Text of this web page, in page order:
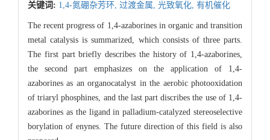
关键词: 1,4-氮硼杂芳环, 过渡金属, 光致氧化, 有机催化
The recent progress of 1,4-azaborines in organic and transition
metal catalysis is summarized, which consists of three parts.
The first part briefly describes the history of 1,4-azaborines,
the second part emphasizes on the application of 1,4-
azaborines as an organocatalyst in the aerobic photooxidation
of triaryl phosphines, and the last part discribes the use of 1,4-
azaborines as the ligand in palladium-catalyzed stereoselective
borylation of enynes. The future direction of this field is also